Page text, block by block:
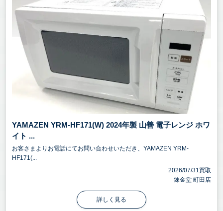
YAMAZEN YRM-HF171(W) 2024年製 山善 電子レンジ ホワ
イト ...
お客さまよりお電話にてお問い合わせいただき、YAMAZEN YRM-
HF171(...
2026/07/31買取
錬金堂 町田店
詳しく見る